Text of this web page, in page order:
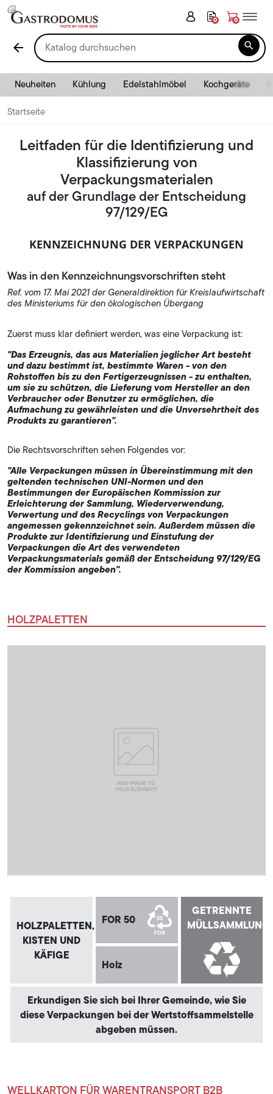
0 0
arrow_back 
Neuheiten Kühlung Edelstahlmöbel Kochgeräte
Startseite
Leitfaden für die Identifizierung und
Klassifizierung von
Verpackungsmaterialen
auf der Grundlage der Entscheidung
97/129/EG
KENNZEICHNUNG DER VERPACKUNGEN
Was in den Kennzeichnungsvorschriften steht
Ref. vom 17. Mai 2021 der Generaldirektion für Kreislaufwirtschaft
des Ministeriums für den ökologischen Übergang
Zuerst muss klar definiert werden, was eine Verpackung ist:
"Das Erzeugnis, das aus Materialien jeglicher Art besteht
und dazu bestimmt ist, bestimmte Waren - von den
Rohstoffen bis zu den Fertigerzeugnissen - zu enthalten,
um sie zu schützen, die Lieferung vom Hersteller an den
Verbraucher oder Benutzer zu ermöglichen, die
Aufmachung zu gewährleisten und die Unversehrtheit des
Produkts zu garantieren".
Die Rechtsvorschriften sehen Folgendes vor:
"Alle Verpackungen müssen in Übereinstimmung mit den
geltenden technischen UNI-Normen und den
Bestimmungen der Europäischen Kommission zur
Erleichterung der Sammlung, Wiederverwendung,
Verwertung und des Recyclings von Verpackungen
angemessen gekennzeichnet sein. Außerdem müssen die
Produkte zur Identifizierung und Einstufung der
Verpackungen die Art des verwendeten
Verpackungsmaterials gemäß der Entscheidung 97/129/EG
der Kommission angeben".
HOLZPALETTEN
HOLZPALETTEN,
KISTEN UND
KÄFIGE
FOR 50
GETRENNTE
MÜLLSAMMLUNG
Holz
Erkundigen Sie sich bei Ihrer Gemeinde, wie Sie
diese Verpackungen bei der Wertstoffsammelstelle
abgeben müssen.
WELLKARTON FÜR WARENTRANSPORT B2B